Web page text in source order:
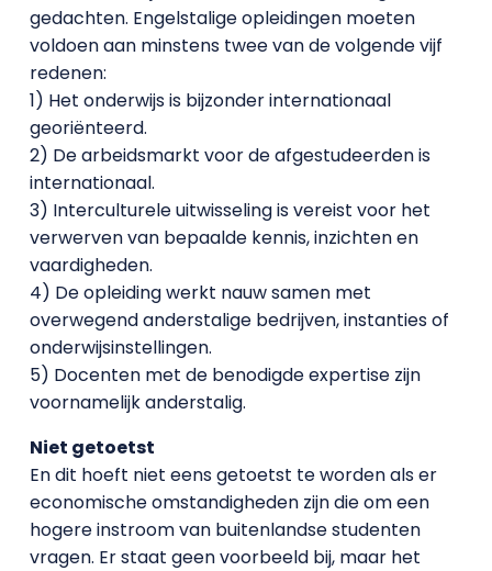
gedachten. Engelstalige opleidingen moeten
voldoen aan minstens twee van de volgende vijf
redenen:
1) Het onderwijs is bijzonder internationaal
georiënteerd.
2) De arbeidsmarkt voor de afgestudeerden is
internationaal.
3) Interculturele uitwisseling is vereist voor het
verwerven van bepaalde kennis, inzichten en
vaardigheden.
4) De opleiding werkt nauw samen met
overwegend anderstalige bedrijven, instanties of
onderwijsinstellingen.
5) Docenten met de benodigde expertise zijn
voornamelijk anderstalig.
Niet getoetst
En dit hoeft niet eens getoetst te worden als er
economische omstandigheden zijn die om een
hogere instroom van buitenlandse studenten
vragen. Er staat geen voorbeeld bij, maar het